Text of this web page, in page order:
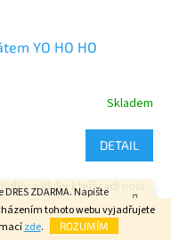
tohoto webu vyjadřujete
zde. ROZUMÍM
ZDARMA. Napište
FAJN DEN.
YO HO HO
Skladem
DETAIL
a kluky kteří rádi nosí